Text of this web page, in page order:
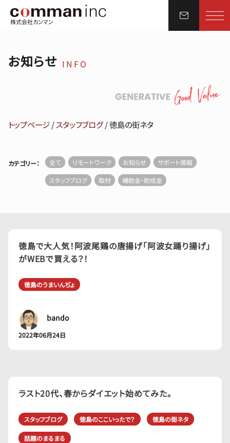
株式会社カンマン
お知らせ INFO
トップページ/スタッフブログ/徳島の街ネタ
カテゴリー： 全て リモートワーク お知らせ サポート情報
スタッフブログ 取材 補助金・助成金
徳島で大人気！阿波尾鶏の唐揚げ「阿波女踊り揚げ」
がWEBで買える？！
徳島のうまいんぢょ
bando
2022年06月24日
ラスト20代、春からダイエット始めてみた。
スタッフブログ 徳島のここいったで？ 徳島の街ネタ
話題のまるまる